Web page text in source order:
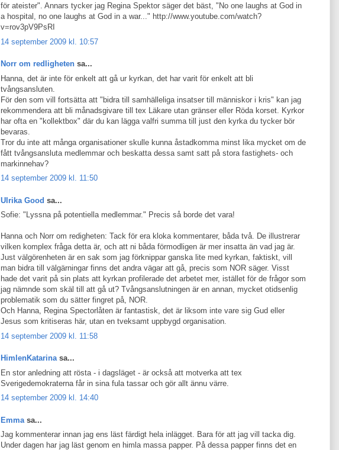
för ateister". Annars tycker jag Regina Spektor säger det bäst, "No one laughs at God in
a hospital, no one laughs at God in a war..." http://www.youtube.com/watch?
v=rov3pV9PsRI
14 september 2009 kl. 10:57
Norr om redligheten sa...
Hanna, det är inte för enkelt att gå ur kyrkan, det har varit för enkelt att bli
tvångsansluten.
För den som vill fortsätta att "bidra till samhälleliga insatser till människor i kris" kan jag
rekommendera att bli månadsgivare till tex Läkare utan gränser eller Röda korset. Kyrkor
har ofta en "kollektbox" där du kan lägga valfri summa till just den kyrka du tycker bör
bevaras.
Tror du inte att många organisationer skulle kunna åstadkomma minst lika mycket om de
fått tvångsansluta medlemmar och beskatta dessa samt satt på stora fastighets- och
markinnehav?
14 september 2009 kl. 11:50
Ulrika Good sa...
Sofie: "Lyssna på potentiella medlemmar." Precis så borde det vara!
Hanna och Norr om redigheten: Tack för era kloka kommentarer, båda två. De illustrerar
vilken komplex fråga detta är, och att ni båda förmodligen är mer insatta än vad jag är.
Just välgörenheten är en sak som jag förknippar ganska lite med kyrkan, faktiskt, vill
man bidra till välgärningar finns det andra vägar att gå, precis som NOR säger. Visst
hade det varit på sin plats att kyrkan profilerade det arbetet mer, istället för de frågor som
jag nämnde som skäl till att gå ut? Tvångsanslutningen är en annan, mycket otidsenlig
problematik som du sätter fingret på, NOR.
Och Hanna, Regina Spectorlåten är fantastisk, det är liksom inte vare sig Gud eller
Jesus som kritiseras här, utan en tveksamt uppbygd organisation.
14 september 2009 kl. 11:58
HimlenKatarinasa...
En stor anledning att rösta - i dagsläget - är också att motverka att tex
Sverigedemokraterna får in sina fula tassar och gör allt ännu värre.
14 september 2009 kl. 14:40
Emma sa...
Jag kommenterar innan jag ens läst färdigt hela inlägget. Bara för att jag vill tacka dig.
Under dagen har jag läst genom en himla massa papper. På dessa papper finns det en